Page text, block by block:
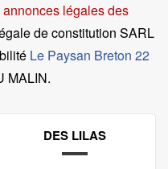
légales des
de constitution SARL
Le Paysan Breton 22
MALIN.
DES LILAS